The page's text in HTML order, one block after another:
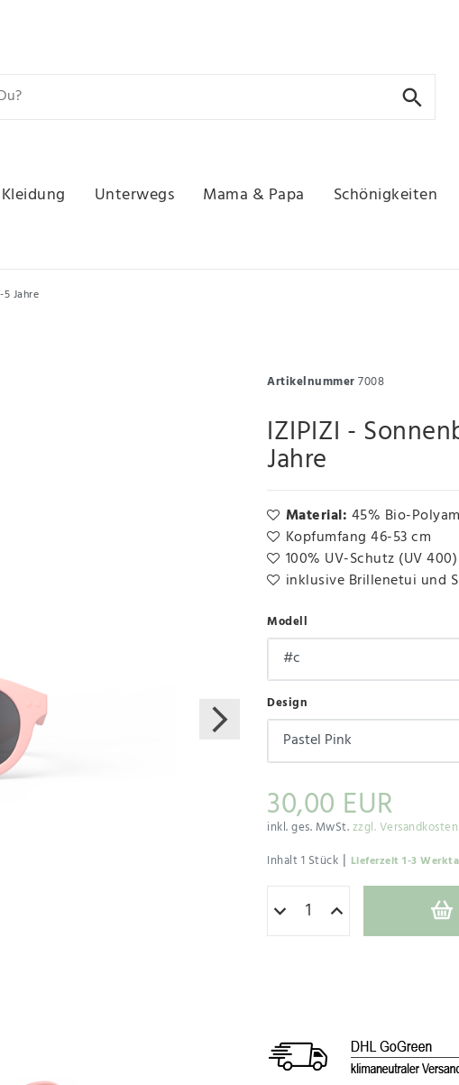
Kleidung Unterwegs Mama & Papa Schönigkeiten
Jahre
Artikelnummer7008
IZIPIZI -
Jahre
Material: 45% Bio-
Kopfumfang 46-53 cm
100% UV-Schutz (UV
inklusive Brillenetui und
Modell
Design
30,00 EUR
inkl. ges. MwSt.zzgl. Versandkosten
Inhalt1 Stück | Lieferzeit 1-3